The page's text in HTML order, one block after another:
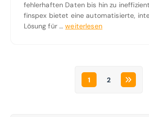
fehlerhaften Daten bis hin zu
finspex bietet eine automatisierte,
Lösung für …weiterlesen
1 2